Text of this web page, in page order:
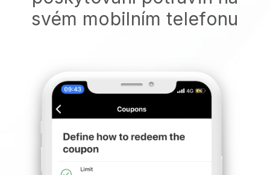
svém mobilním telefonu